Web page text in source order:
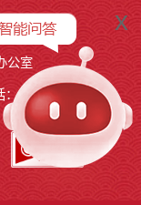
x
公室
：0873-4221495